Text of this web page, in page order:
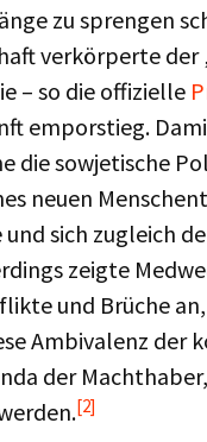
zu sprengen
verkörperte der
– so die offizielle
emporstieg.
die sowjetische
neuen
sich zugleich
zeigte
und Brüche
Ambivalenz der
der
[2]